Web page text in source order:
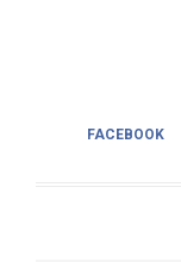
FACEBOOK